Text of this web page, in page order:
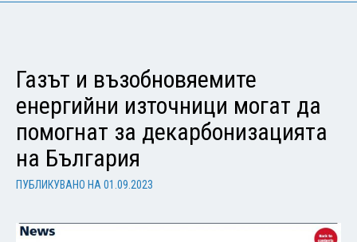
Газът и възобновяемите
енергийни източници могат да
помогнат за декарбонизацията
на България
ПУБЛИКУВАНО НА 01.09.2023